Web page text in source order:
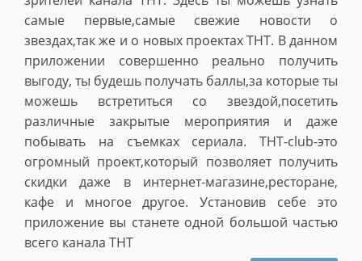
самые первые,самые свежие новости о
звездах,так же и о новых проектах ТНТ. В данном
приложении совершенно реально получить
выгоду, ты будешь получать баллы,за которые ты
можешь встретиться со звездой,посетить
различные закрытые мероприятия и даже
побывать на съемках сериала. THT-club-это
огромный проект,который позволяет получить
скидки даже в интернет-магазине,ресторане,
кафе и многое другое. Установив себе это
приложение вы станете одной большой частью
всего канала THT